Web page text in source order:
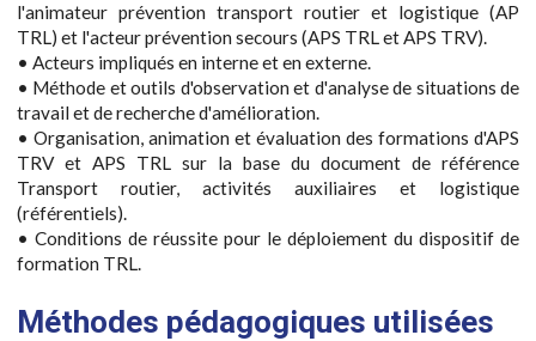
l'animateur prévention transport routier et logistique (AP
TRL) et l'acteur prévention secours (APS TRL et APS TRV).
• Acteurs impliqués en interne et en externe.
• Méthode et outils d'observation et d'analyse de situations de
travail et de recherche d'amélioration.
• Organisation, animation et évaluation des formations d'APS
TRV et APS TRL sur la base du document de référence
Transport routier, activités auxiliaires et logistique
(référentiels).
• Conditions de réussite pour le déploiement du dispositif de
formation TRL.
Méthodes pédagogiques utilisées